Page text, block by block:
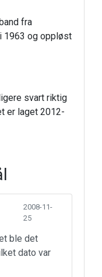
fra
1963 og oppløst
svart riktig
er laget 2012-
2008-11-
25
ble det
dato var